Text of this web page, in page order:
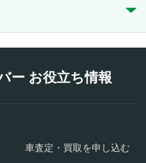
ー お役立ち情報
車査定・買取を申し込む